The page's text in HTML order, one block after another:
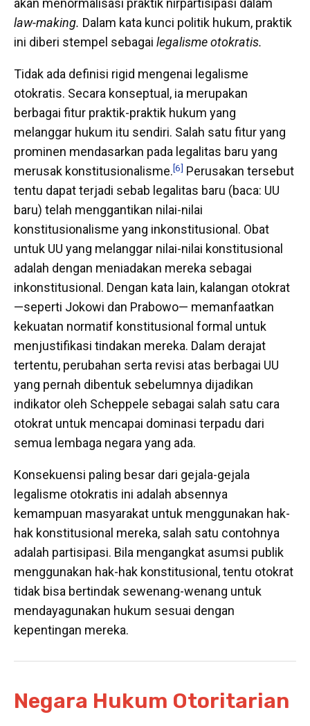
akan menormalisasi praktik nirpartisipasi dalam
law-making. Dalam kata kunci politik hukum, praktik
ini diberi stempel sebagai legalisme otokratis.
Tidak ada definisi rigid mengenai legalisme
otokratis. Secara konseptual, ia merupakan
berbagai fitur praktik-praktik hukum yang
melanggar hukum itu sendiri. Salah satu fitur yang
prominen mendasarkan pada legalitas baru yang
merusak konstitusionalisme.[6] Perusakan tersebut
tentu dapat terjadi sebab legalitas baru (baca: UU
baru) telah menggantikan nilai-nilai
konstitusionalisme yang inkonstitusional. Obat
untuk UU yang melanggar nilai-nilai konstitusional
adalah dengan meniadakan mereka sebagai
inkonstitusional. Dengan kata lain, kalangan otokrat
—seperti Jokowi dan Prabowo— memanfaatkan
kekuatan normatif konstitusional formal untuk
menjustifikasi tindakan mereka. Dalam derajat
tertentu, perubahan serta revisi atas berbagai UU
yang pernah dibentuk sebelumnya dijadikan
indikator oleh Scheppele sebagai salah satu cara
otokrat untuk mencapai dominasi terpadu dari
semua lembaga negara yang ada.
Konsekuensi paling besar dari gejala-gejala
legalisme otokratis ini adalah absennya
kemampuan masyarakat untuk menggunakan hak-
hak konstitusional mereka, salah satu contohnya
adalah partisipasi. Bila mengangkat asumsi publik
menggunakan hak-hak konstitusional, tentu otokrat
tidak bisa bertindak sewenang-wenang untuk
mendayagunakan hukum sesuai dengan
kepentingan mereka.
Negara Hukum Otoritarian